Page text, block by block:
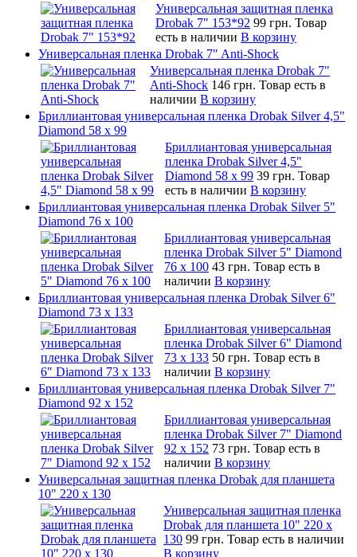
Универсальная защитная пленка
Drobak 7" 153*92 99 грн. Товар
есть в наличии В корзину
Универсальная пленка Drobak 7" Anti-Shock
Универсальная пленка Drobak 7"
Anti-Shock 146 грн. Товар есть в
наличии В корзину
Бриллиантовая универсальная пленка Drobak Silver 4,5"
Diamond 58 х 99
Бриллиантовая универсальная
пленка Drobak Silver 4,5"
Diamond 58 х 99 39 грн. Товар
есть в наличии В корзину
Бриллиантовая универсальная пленка Drobak Silver 5"
Diamond 76 х 100
Бриллиантовая универсальная
пленка Drobak Silver 5" Diamond
76 х 100 43 грн. Товар есть в
наличии В корзину
Бриллиантовая универсальная пленка Drobak Silver 6"
Diamond 73 х 133
Бриллиантовая универсальная
пленка Drobak Silver 6" Diamond
73 х 133 50 грн. Товар есть в
наличии В корзину
Бриллиантовая универсальная пленка Drobak Silver 7"
Diamond 92 х 152
Бриллиантовая универсальная
пленка Drobak Silver 7" Diamond
92 х 152 73 грн. Товар есть в
наличии В корзину
Универсальная защитная пленка Drobak для планшета
10" 220 x 130
Универсальная защитная пленка
Drobak для планшета 10" 220 x
130 99 грн. Товар есть в наличии
В корзину